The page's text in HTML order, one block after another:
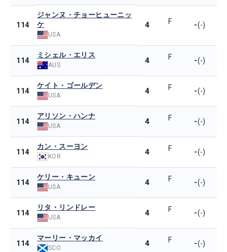
114
ジャンヌ・チョーヒューニッ
ケ
USA
4 F -(-)
114
ミシェル・エリス
AUS 4 F -(-)
114
ケイト・ゴールデン
USA 4 F -(-)
114
アリソン・ハンナ
USA 4 F -(-)
114
カン・スーヨン
KOR 4 F -(-)
114
ケリー・キューン
USA 4 F -(-)
114
リタ・リンドレー
USA 4 F -(-)
114
マーリー・マッカイ
SCO 4 F -(-)